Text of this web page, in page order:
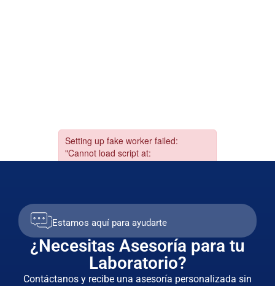
Estamos aquí para ayudarte
¿Necesitas Asesoría para tu
Laboratorio?
Contáctanos y recibe una asesoría personalizada sin